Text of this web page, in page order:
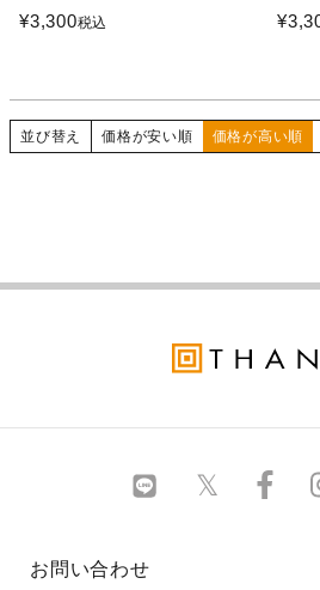
¥3,300税込 ¥
並び替え 価格が安い順 価格が高い順
お問い合わせ